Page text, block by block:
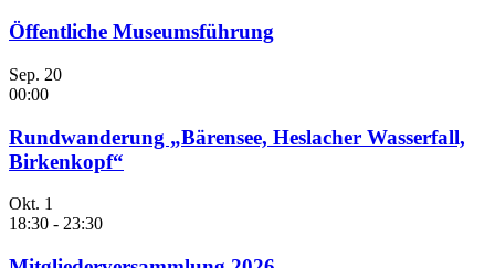
Öffentliche Museumsführung
Sep. 20
00:00
Rundwanderung „Bärensee, Heslacher Wasserfall,
Birkenkopf“
Okt. 1
18:30 - 23:30